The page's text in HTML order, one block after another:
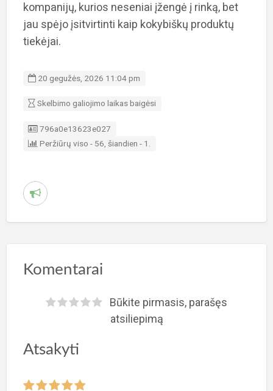
kompanijų, kurios neseniai įžengė į rinką, bet
jau spėjo įsitvirtinti kaip kokybiškų produktų
tiekėjai.
20 gegužės, 2026 11:04 pm
Skelbimo galiojimo laikas baigėsi
Skelbimo ID
796a0e13623e027
Peržiūrų viso - 56, šiandien - 1.
P
e
p
e
Komentarai
Būkite pirmasis, parašęs
atsiliepimą
Atsakyti